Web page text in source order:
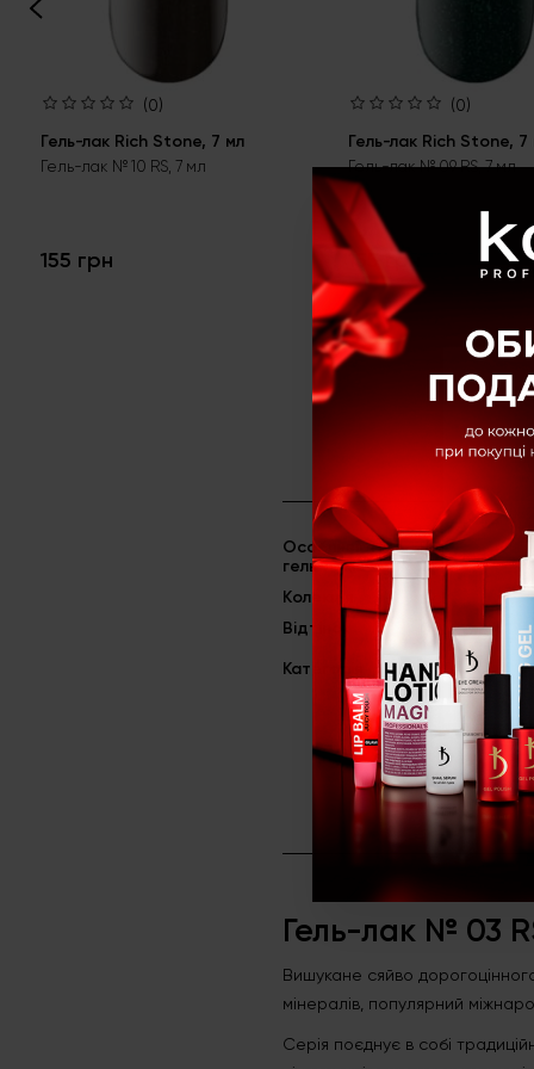
(0)
Гель-лак Rich Stone, 7 мл
Гель-лак № 10 RS, 7 мл
155 грн
(0)
Гель-лак Rich Stone, 7
Гель-лак № 09 RS, 7 мл
155 грн
Особливість
гель-лаків
Шимер
Kолекція Rich Stone
Відтінок 03 RS
Категорія Гель-лаки
Гель-лак № 03
Вишукане сяйво
мінералів, популярний
Серія поєднує в собі